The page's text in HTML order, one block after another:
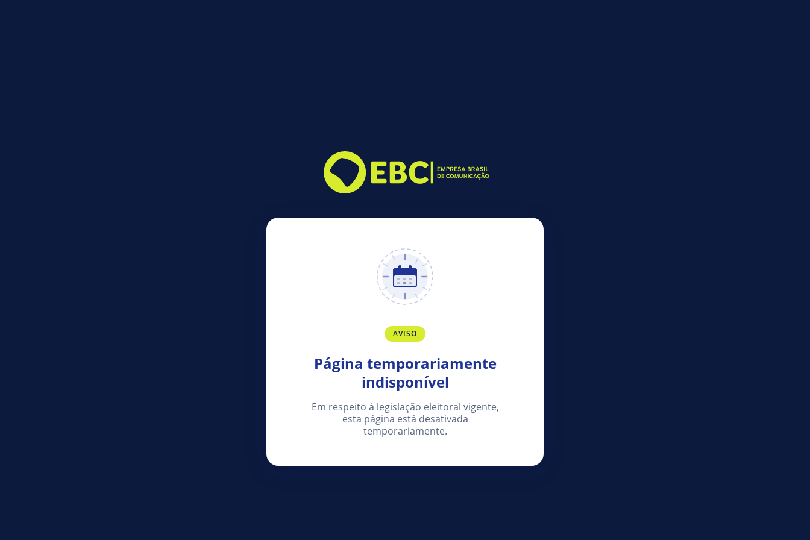
AVISO
Página temporariamente
indisponível
Em respeito à legislação eleitoral vigente,
esta página está desativada
temporariamente.